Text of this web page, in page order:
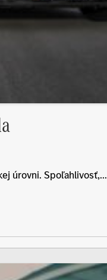
úrovni. Spoľahlivosť,...